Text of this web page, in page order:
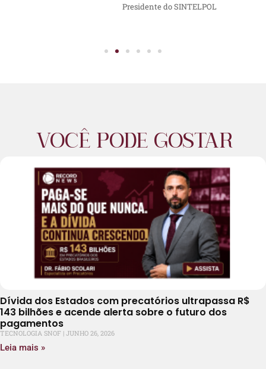
Presidente do SINTELPOL
VOCÊ PODE GOSTAR
Dívida dos Estados com precatórios ultrapassa R$
143 bilhões e acende alerta sobre o futuro dos
pagamentos
TECNOLOGIA SNOF JUNHO 26, 2026
Leia mais »